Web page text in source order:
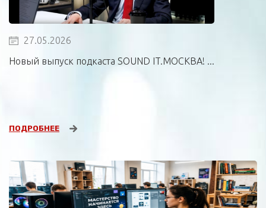
27.05.2026
Новый выпуск подкаста SOUND IT.МОСКВА! ...
ПОДРОБНЕЕ